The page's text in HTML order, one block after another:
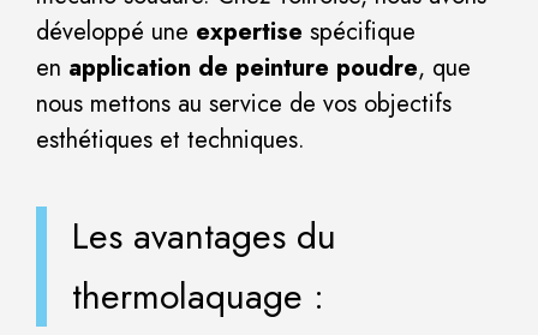
développé une expertise spécifique
en application de peinture poudre, que
nous mettons au service de vos objectifs
esthétiques et techniques.
Les avantages du
thermolaquage :